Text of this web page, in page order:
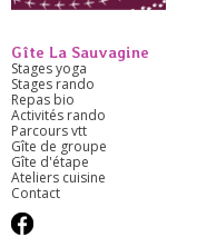
Gîte La Sauvagine
Stages yoga
Stages rando
Repas bio
Activités rando
Parcours vtt
Gîte de groupe
Gîte d'étape
Ateliers cuisine
Contact